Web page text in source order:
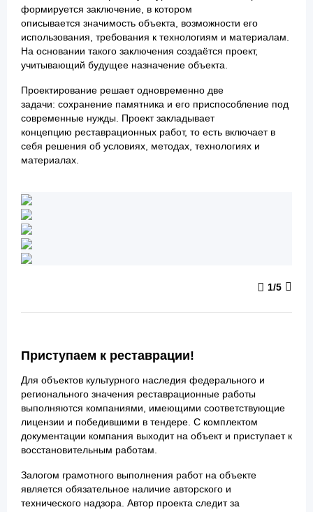
формируется заключение, в котором
описывается значимость объекта, возможности его
использования, требования к технологиям и материалам.
На основании такого заключения создаётся проект,
учитывающий будущее назначение объекта.
Проектирование решает одновременно две
задачи: сохранение памятника и его приспособление под
современные нужды. Проект закладывает
концепцию реставрационных работ, то есть включает в
себя решения об условиях, методах, технологиях и
материалах.
1/5
Приступаем к реставрации!
Для объектов культурного наследия федерального и
регионального значения реставрационные работы
выполняются компаниями, имеющими соответствующие
лицензии и победившими в тендере. С комплектом
документации компания выходит на объект и приступает к
восстановительным работам.
Залогом грамотного выполнения работ на объекте
является обязательное наличие авторского и
технического надзора. Автор проекта следит за